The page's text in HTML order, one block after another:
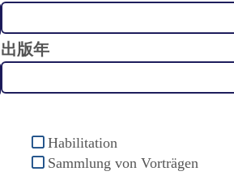
出版年
Habilitation
Sammlung von Vorträgen